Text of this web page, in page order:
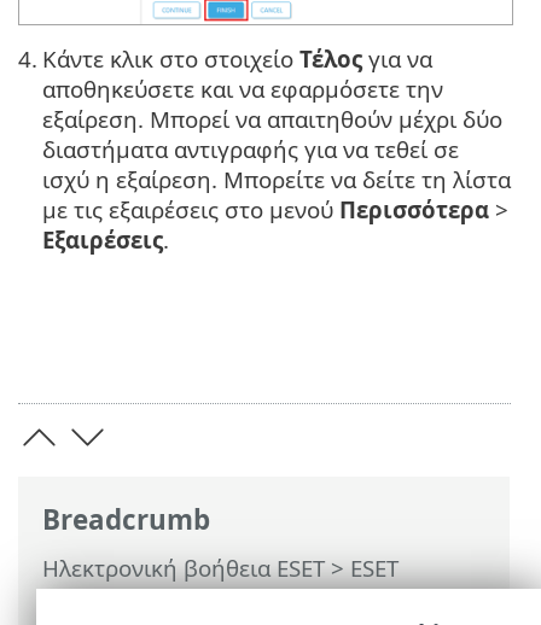
Breadcrumb
Ηλεκτρονική βοήθεια ESET>ESET
LiveGuard Advanced>Χρησιμοποιώντας
4. Κάντε κλικ στο στοιχείο Τέλος για να
αποθηκεύσετε και να εφαρμόσετε την
εξαίρεση. Μπορεί να απαιτηθούν μέχρι δύο
διαστήματα αντιγραφής για να τεθεί σε
ισχύ η εξαίρεση. Μπορείτε να δείτε τη λίστα
με τις εξαιρέσεις στο μενού Περισσότερα >
Εξαιρέσεις.